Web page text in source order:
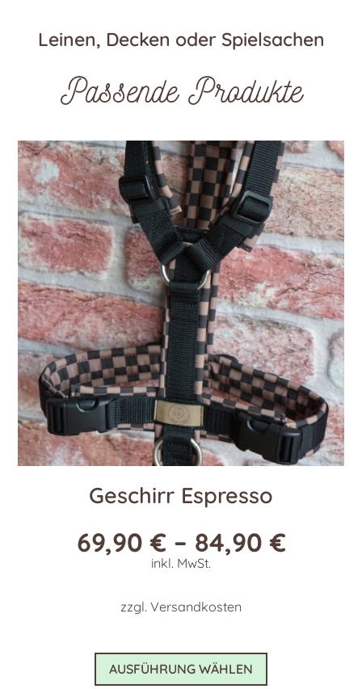
Leinen, Decken oder Spielsachen
Passende Produkte
Geschirr Espresso
69,90€ – 84,90€
inkl. MwSt.
zzgl. Versandkosten
AUSFÜHRUNG WÄHLEN
Dieses